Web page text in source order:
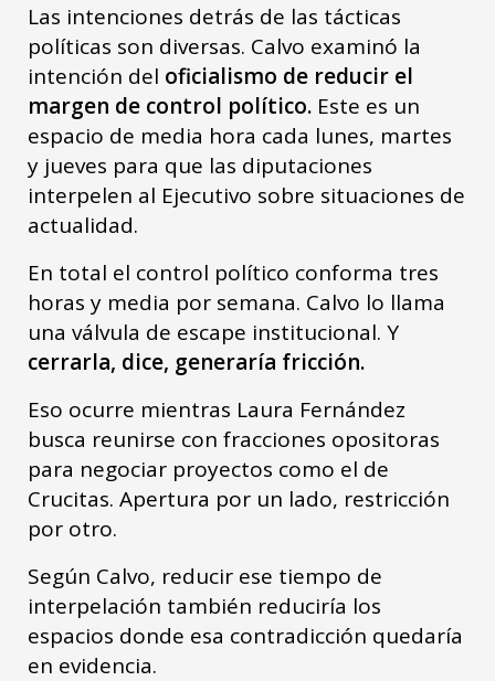
Las intenciones detrás de las tácticas
políticas son diversas. Calvo examinó la
intención del oficialismo de reducir el
margen de control político. Este es un
espacio de media hora cada lunes, martes
y jueves para que las diputaciones
interpelen al Ejecutivo sobre situaciones de
actualidad.
En total el control político conforma tres
horas y media por semana. Calvo lo llama
una válvula de escape institucional. Y
cerrarla, dice, generaría fricción.
Eso ocurre mientras Laura Fernández
busca reunirse con fracciones opositoras
para negociar proyectos como el de
Crucitas. Apertura por un lado, restricción
por otro.
Según Calvo, reducir ese tiempo de
interpelación también reduciría los
espacios donde esa contradicción quedaría
en evidencia.